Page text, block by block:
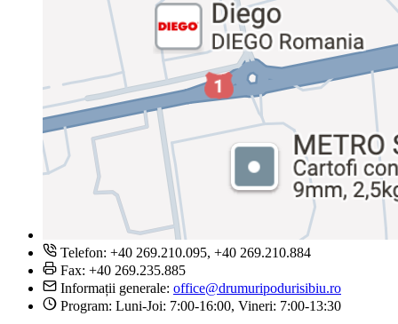
Telefon: +40 269.210.095, +40 269.210.884
Fax: +40 269.235.885
Informații generale: office@drumuripodurisibiu.ro
Program: Luni-Joi: 7:00-16:00, Vineri: 7:00-13:30